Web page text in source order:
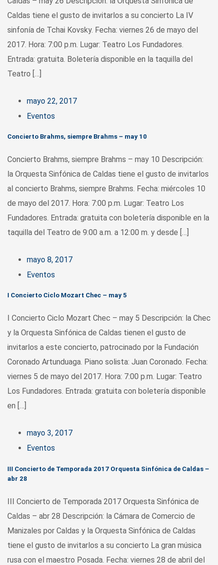
Caldas tiene el gusto de invitarlos a su concierto La IV
sinfonía de Tchai Kovsky. Fecha: viernes 26 de mayo del
2017. Hora: 7:00 p.m. Lugar: Teatro Los Fundadores.
Entrada: gratuita. Boletería disponible en la taquilla del
Teatro […]
mayo 22, 2017
Eventos
Concierto Brahms, siempre Brahms – may 10
Concierto Brahms, siempre Brahms – may 10 Descripción:
la Orquesta Sinfónica de Caldas tiene el gusto de invitarlos
al concierto Brahms, siempre Brahms. Fecha: miércoles 10
de mayo del 2017. Hora: 7:00 p.m. Lugar: Teatro Los
Fundadores. Entrada: gratuita con boletería disponible en la
taquilla del Teatro de 9:00 a.m. a 12:00 m. y desde […]
mayo 8, 2017
Eventos
I Concierto Ciclo Mozart Chec – may 5
I Concierto Ciclo Mozart Chec – may 5 Descripción: la Chec
y la Orquesta Sinfónica de Caldas tienen el gusto de
invitarlos a este concierto, patrocinado por la Fundación
Coronado Artunduaga. Piano solista: Juan Coronado. Fecha:
viernes 5 de mayo del 2017. Hora: 7:00 p.m. Lugar: Teatro
Los Fundadores. Entrada: gratuita con boletería disponible
en […]
mayo 3, 2017
Eventos
III Concierto de Temporada 2017 Orquesta Sinfónica de Caldas –
abr 28
III Concierto de Temporada 2017 Orquesta Sinfónica de
Caldas – abr 28 Descripción: la Cámara de Comercio de
Manizales por Caldas y la Orquesta Sinfónica de Caldas
tiene el gusto de invitarlos a su concierto La gran música
rusa con el maestro Posada. Fecha: viernes 28 de abril del